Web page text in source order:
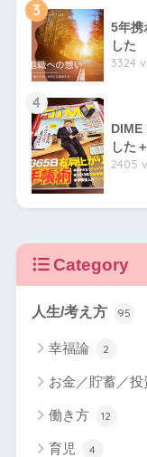
3
5年携
した
3324
4
DIME
した
2405
Category
人生/考え方 95
幸福論 2
お金／貯蓄／投
働き方 12
育児 4